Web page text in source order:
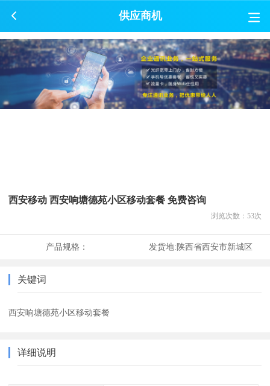
供应商机
西安移动 西安响塘德苑小区移动套餐 免费咨询
浏览次数： 53次
产品规格： 发货地:陕西省西安市新城区
关键词
西安响塘德苑小区移动套餐
详细说明